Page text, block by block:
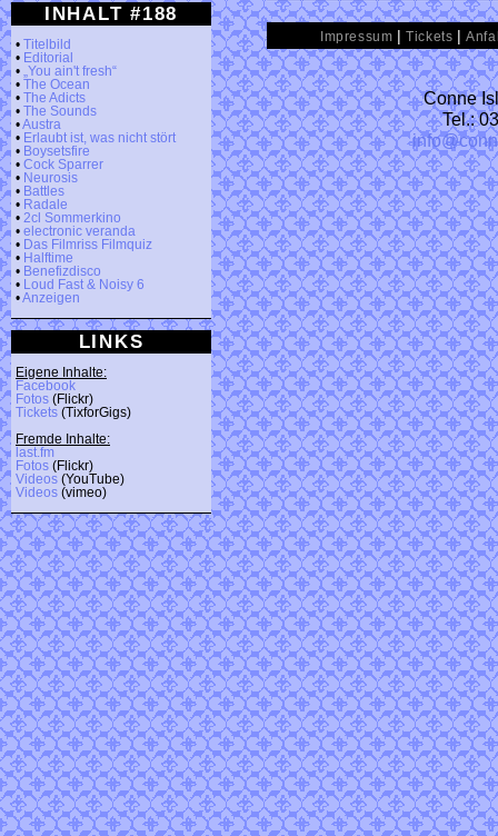
INHALT #188
• Titelbild
• Editorial
• „You ain't fresh“
• The Ocean
• The Adicts
• The Sounds
•Austra
• Erlaubt ist, was nicht stört
• Boysetsfire
• Cock Sparrer
• Neurosis
• Battles
• Radale
• 2cl Sommerkino
• electronic veranda
• Das Filmriss Filmquiz
• Halftime
• Benefizdisco
•
Loud Fast & Noisy 6
•Anzeigen
LINKS
Eigene Inhalte:
Facebook
Fotos (Flickr)
Tickets (TixforGigs)
Fremde Inhalte:
last.fm
Fotos (Flickr)
Videos (YouTube)
Videos (vimeo)
Impressum |Tickets |
Conne
Tel.: